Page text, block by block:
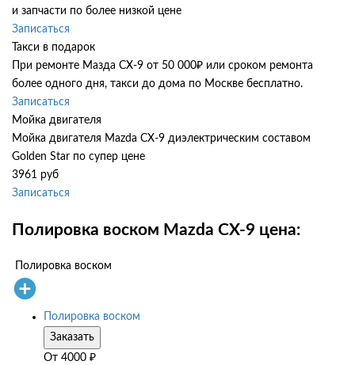
и запчасти по более низкой цене
Записаться
Такси в подарок
При ремонте Мазда СХ-9 от 50 000₽ или сроком ремонта
более одного дня, такси до дома по Москве бесплатно.
Записаться
Мойка двигателя
Мойка двигателя Mazda CX-9 диэлектрическим составом
Golden Star по супер цене
3961 руб
Записаться
Полировка воском Mazda CX-9 цена:
Полировка воском
Полировка воском
Заказать
От 4000 ₽